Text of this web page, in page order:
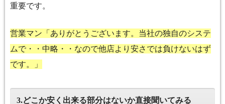
重要です。
営業マン「ありがとうございます。当社の独自のシステ
ムで・・中略・・なので他店より安さでは負けないはず
です。」
3.どこか安く出来る部分はないか直接聞いてみる